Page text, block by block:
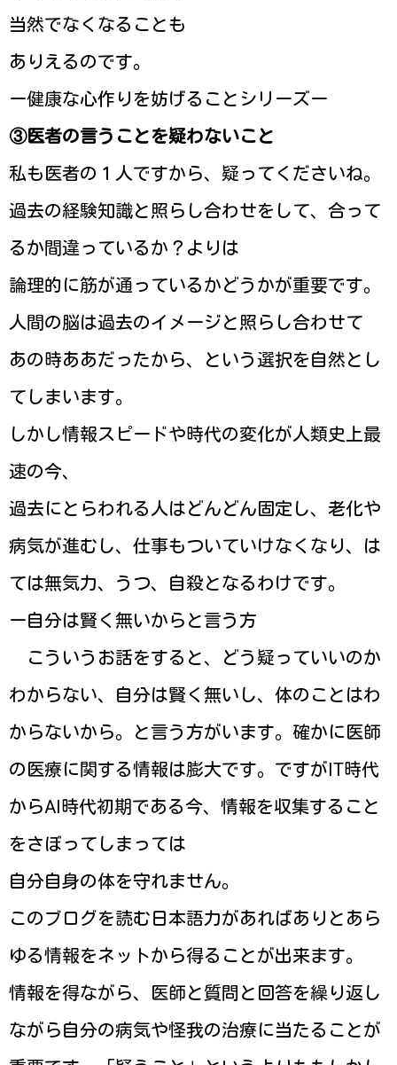
当然でなくなることも
ありえるのです。
ー健康な心作りを妨げることシリーズー
③医者の言うことを疑わないこと
私も医者の１人ですから、疑ってくださいね。
過去の経験知識と照らし合わせをして、合って
るか間違っているか？よりは
論理的に筋が通っているかどうかが重要です。
人間の脳は過去のイメージと照らし合わせて
あの時ああだったから、という選択を自然とし
てしまいます。
しかし情報スピードや時代の変化が人類史上最
速の今、
過去にとらわれる人はどんどん固定し、老化や
病気が進むし、仕事もついていけなくなり、は
ては無気力、うつ、自殺となるわけです。
ー自分は賢く無いからと言う方
こういうお話をすると、どう疑っていいのか
わからない、自分は賢く無いし、体のことはわ
からないから。と言う方がいます。確かに医師
の医療に関する情報は膨大です。ですがIT時代
からAI時代初期である今、情報を収集すること
をさぼってしまっては
自分自身の体を守れません。
このブログを読む日本語力があればありとあら
ゆる情報をネットから得ることが出来ます。
情報を得ながら、医師と質問と回答を繰り返し
ながら自分の病気や怪我の治療に当たることが